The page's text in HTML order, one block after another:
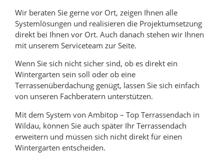
Wir beraten Sie gerne vor Ort, zeigen Ihnen alle
Systemlösungen und realisieren die Projektumsetzung
direkt bei Ihnen vor Ort. Auch danach stehen wir Ihnen
mit unserem Serviceteam zur Seite.
Wenn Sie sich nicht sicher sind, ob es direkt ein
Wintergarten sein soll oder ob eine
Terrassenüberdachung genügt, lassen Sie sich einfach
von unseren Fachberatern unterstützen.
Mit dem System von Ambitop – Top Terrassendach in
Wildau, können Sie auch später Ihr Terrassendach
erweitern und müssen sich nicht direkt für einen
Wintergarten entscheiden.